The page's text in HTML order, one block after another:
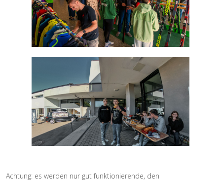
Achtung: es werden nur gut funktionierende, den